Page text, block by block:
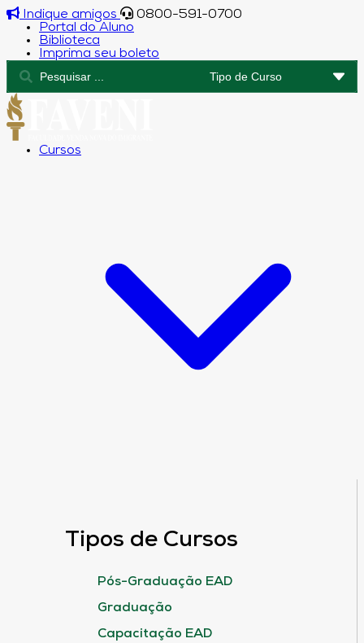
Indique amigos
0800-591-0700
Portal do Aluno
Biblioteca
Imprima seu boleto
Cursos
Tipos de Cursos
Pós-Graduação EAD
Graduação
Capacitação EAD